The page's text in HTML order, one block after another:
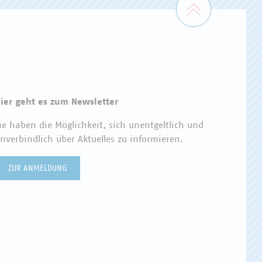
geht es zum Newsletter
haben die Möglichkeit, sich unentgeltlich und
über Aktuelles zu informieren.
ZUR ANMELDUNG